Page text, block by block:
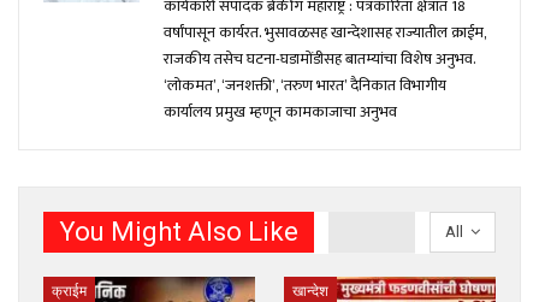
कार्यकारी संपादक ब्रेकींग महाराष्ट्र : पत्रकारिता क्षेत्रात 18
वर्षांपासून कार्यरत. भुसावळसह खान्देशासह राज्यातील क्राईम,
राजकीय तसेच घटना-घडामोंडीसह बातम्यांचा विशेष अनुभव.
‘लोकमत’, ‘जनशक्ती’, ‘तरुण भारत’ दैनिकात विभागीय
कार्यालय प्रमुख म्हणून कामकाजाचा अनुभव
All
You Might Also Like
क्राईम खान्देश